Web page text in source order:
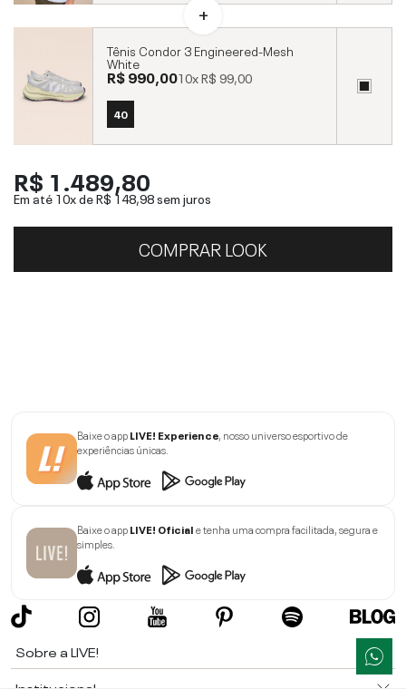
Tênis Condor 3 Engineered-Mesh
White
R$ 990,0010xR$ 99,00
40
R$ 1.489,80
Em até 10x deR$ 148,98sem juros
COMPRAR LOOK
Baixe o appLIVE! Experience, nosso universo esportivo de
experiências únicas.
Baixe o appLIVE! Oficiale tenha uma compra facilitada, segura e
simples.
Sobre a LIVE!